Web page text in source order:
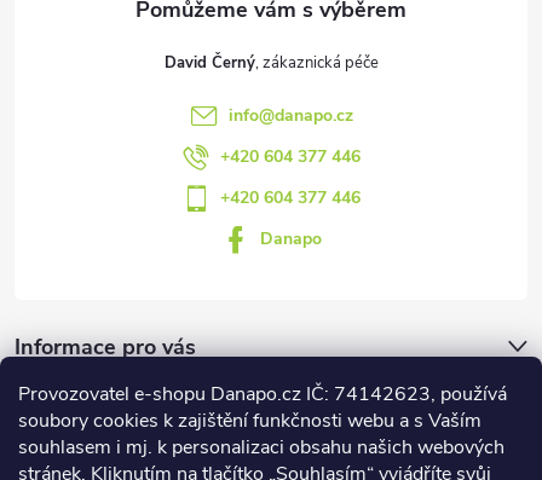
Provozovatel e-shopu Danapo.cz IČ: 74142623, používá
soubory cookies k zajištění funkčnosti webu a s Vaším
souhlasem i mj. k personalizaci obsahu našich webových
stránek. Kliknutím na tlačítko „Souhlasím“ vyjádříte svůj
David Černý
info@danapo.cz
+420 604 377 446
+420 604 377 446
Danapo
Informace pro vás
Dotazník